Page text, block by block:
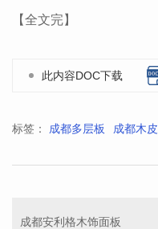
【全文完】
此内容DOC下载
标签： 成都多层板 成都木皮
成都安利格木饰面板